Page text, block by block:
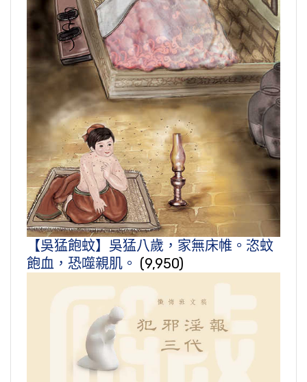
【吳猛飽蚊】吳猛八歲，家無床帷。恣蚊
飽血，恐噬親肌。 (9,950)